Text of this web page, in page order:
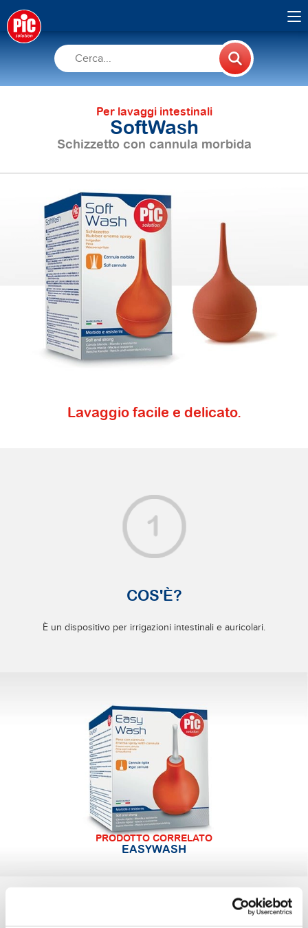
Per lavaggi intestinali
SoftWash
Schizzetto con cannula morbida
Lavaggio facile e delicato.
COS'È?
È un dispositivo per irrigazioni intestinali e auricolari.
PRODOTTO CORRELATO
EASYWASH